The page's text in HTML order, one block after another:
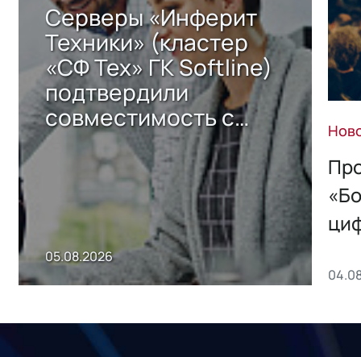
Серверы «Инферит
Техники» (кластер
«СФ Тех» ГК Softline)
подтвердили
совместимость с
решением Sharx
Storage 2.x для
хранения данных
05.08.2026